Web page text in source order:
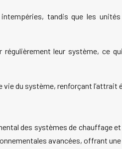
tandis que les
leur système, ce
du système, renforçant l’attrait
des systèmes de
avancées, offrant